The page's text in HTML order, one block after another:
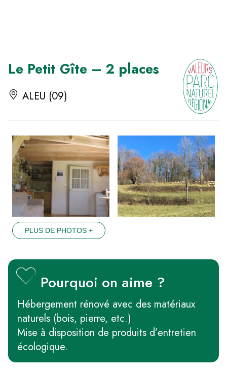
Le Petit Gîte – 2 places
ALEU (09)
PLUS DE PHOTOS +
Pourquoi on aime ?
Hébergement rénové avec des matériaux
naturels (bois, pierre, etc.)
Mise à disposition de produits d’entretien
écologique.